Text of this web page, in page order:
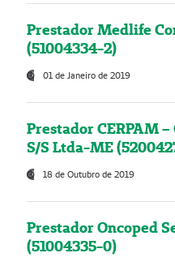
Prestador Medlife
(51004334-2)
01 de Janeiro de 2019
Prestador CERPAM
S/S Ltda-ME
18 de Outubro de 2019
Prestador Oncoped
(51004335-0)